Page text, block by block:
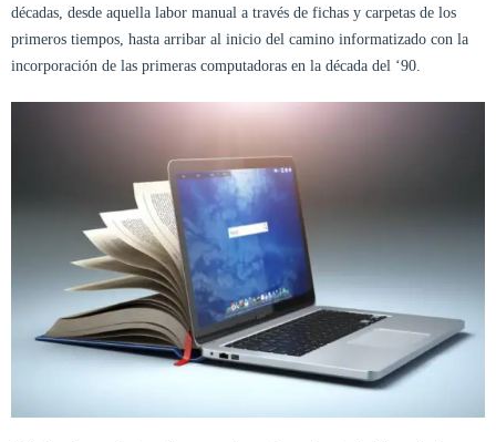
décadas, desde aquella labor manual a través de fichas y carpetas de los
primeros tiempos, hasta arribar al inicio del camino informatizado con la
incorporación de las primeras computadoras en la década del ‘90.